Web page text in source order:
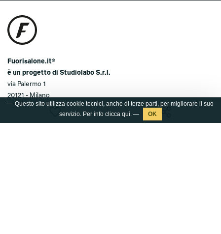
— Questo sito utilizza cookie tecnici, anche di terze parti, per migliorare il suo
servizio. Per info clicca qui. —
Fuorisalone.it®
è un progetto di Studiolabo S.r.l.
via Palermo 1
20121 - Milano
+39 02 36638150 / 51
@.info@studiolabo.it